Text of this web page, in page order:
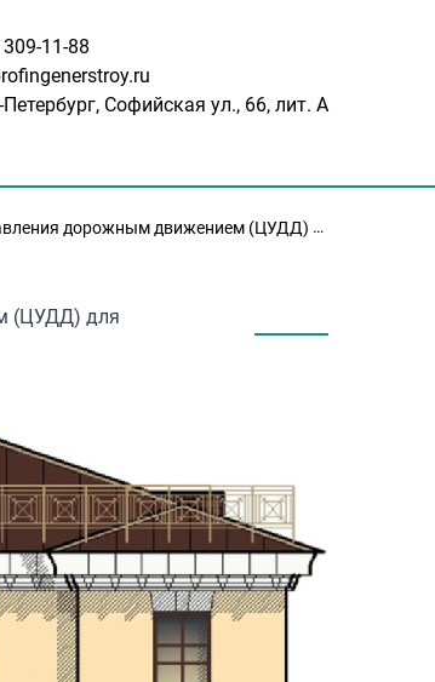
11-88
Петербург, Софийская ул., 66, лит. А
для государственных нужд Санкт-Петербурга.
(ЦУДД) для